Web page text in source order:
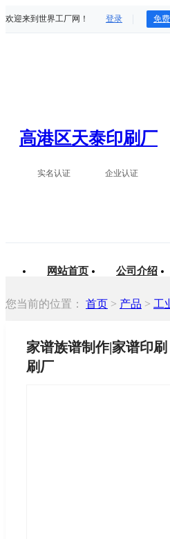
欢迎来到世界工厂网！ 登录 免
高港区天泰印刷厂
实名认证 企业认证
网站首页 公司介绍
您当前的位置： 首页 > 产品 > 工
家谱族谱制作|家谱印
刷厂